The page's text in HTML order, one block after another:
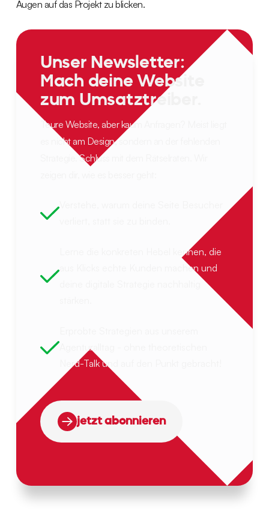
Augen auf das Projekt zu blicken.
Unser Newsletter:
Mach deine Website
zum Umsatztreiber.
Teure Website, aber kaum Anfragen? Meist liegt
es nicht am Design, sondern an der fehlenden
Strategie. Schluss mit dem Rätselraten. Wir
Verstehe, warum deine Seite Besucher
Lerne die konkreten Hebel kennen, die
aus Klicks echte Kunden machen und
Agenturalltag - ohne theoretischen
Nerd-Talk und auf den Punkt gebracht!
jetzt abonnieren